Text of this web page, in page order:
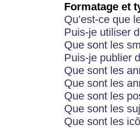
Formatage et
Qu’est-ce que
Puis-je utiliser
Que sont les
Puis-je publier
Que sont les
Que sont les
Que sont les
Que sont les
Que sont les